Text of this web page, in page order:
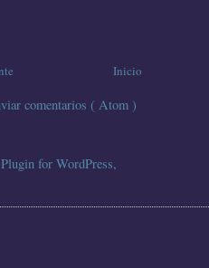
Inicio
comentarios ( Atom )